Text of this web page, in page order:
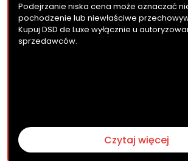
Podejrzanie niska cena może oznaczać
pochodzenie lub niewłaściwe
Kupuj DSD de Luxe wyłącznie u
sprzedawców.
Czytaj więcej